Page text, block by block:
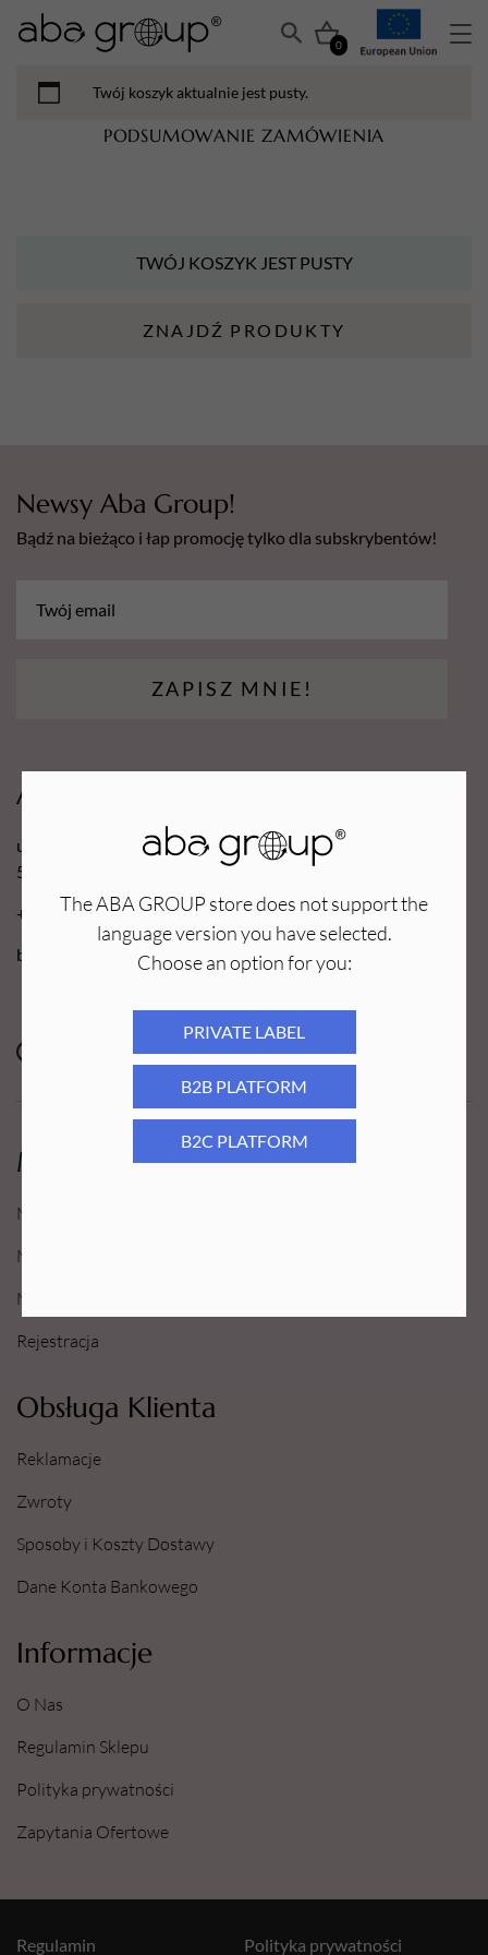
The ABA GROUP store does not support the
language version you have selected.
Choose an option for you:
PRIVATE LABEL
B2B PLATFORM
B2C PLATFORM
0
Twój koszyk aktualnie jest pusty.
PODSUMOWANIE ZAMÓWIENIA
TWÓJ KOSZYK JEST PUSTY
ZNAJDŹ PRODUKTY
Newsy Aba Group!
Bądź na bieżąco i łap promocję tylko dla subskrybentów!
ZAPISZ MNIE!
Moje Konto
Moje konto
Moje Zamówienia
Moje Ulubione
Rejestracja
Obsługa Klienta
Reklamacje
Zwroty
Sposoby i Koszty Dostawy
Dane Konta Bankowego
Informacje
O Nas
Regulamin Sklepu
Polityka prywatności
Zapytania Ofertowe
Aba Group
ul. Robotnicza 70D
53-608 Wrocław
+48 71 727 60 16
bok@e-abagroup.com
Polityka prywatności
Regulamin